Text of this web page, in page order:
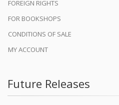
FOREIGN RIGHTS
FOR BOOKSHOPS
CONDITIONS OF SALE
MY ACCOUNT
Future Releases